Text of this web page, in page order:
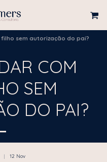
sem autorização do pai?
COM
SEM
DO PAI?
12 Nov